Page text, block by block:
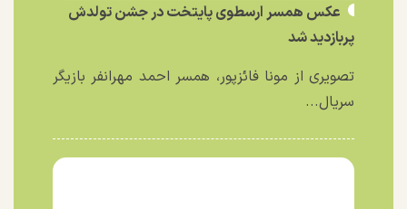
عکس همسر ارسطوی پایتخت در جشن تولدش
پربازدید شد
تصویری از مونا فائزپور، همسر احمد مهرانفر بازیگر
سریال...